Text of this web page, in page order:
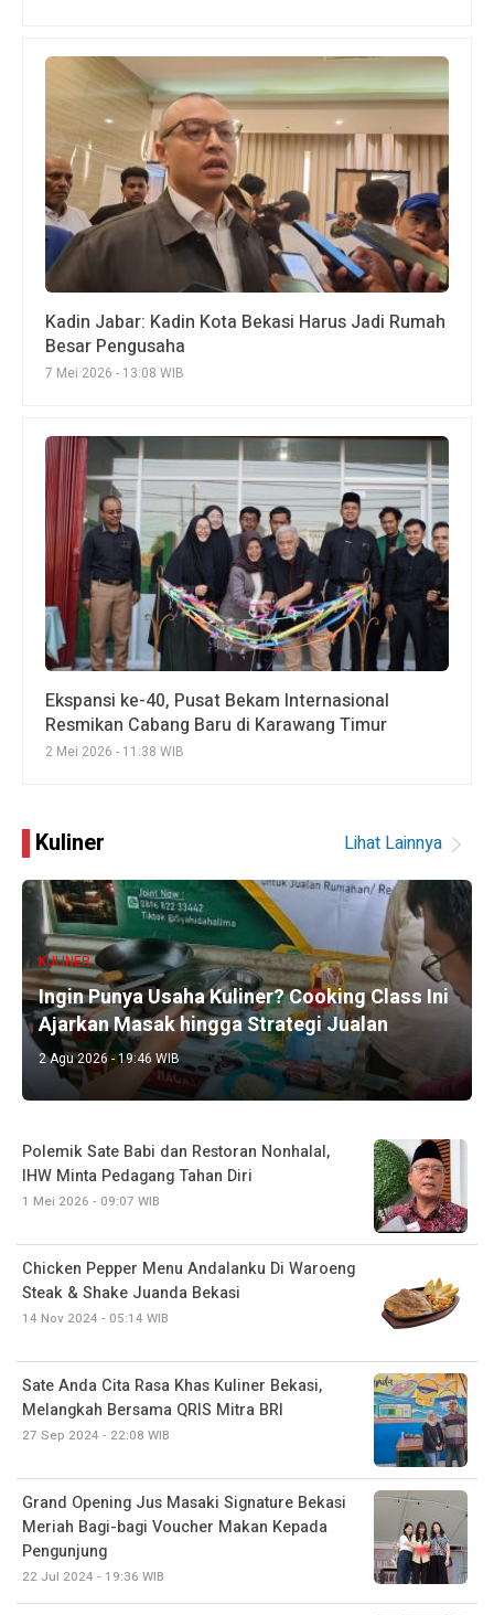
Kadin Jabar: Kadin Kota Bekasi Harus Jadi Rumah
Besar Pengusaha
7 Mei 2026 - 13:08 WIB
Ekspansi ke-40, Pusat Bekam Internasional
Resmikan Cabang Baru di Karawang Timur
2 Mei 2026 - 11:38 WIB
Kuliner Lihat Lainnya
KULINER
Ingin Punya Usaha Kuliner? Cooking Class Ini
Ajarkan Masak hingga Strategi Jualan
2 Agu 2026 - 19:46 WIB
Polemik Sate Babi dan Restoran Nonhalal,
IHW Minta Pedagang Tahan Diri
1 Mei 2026 - 09:07 WIB
Chicken Pepper Menu Andalanku Di Waroeng
Steak & Shake Juanda Bekasi
14 Nov 2024 - 05:14 WIB
Sate Anda Cita Rasa Khas Kuliner Bekasi,
Melangkah Bersama QRIS Mitra BRI
27 Sep 2024 - 22:08 WIB
Grand Opening Jus Masaki Signature Bekasi
Meriah Bagi-bagi Voucher Makan Kepada
Pengunjung
22 Jul 2024 - 19:36 WIB